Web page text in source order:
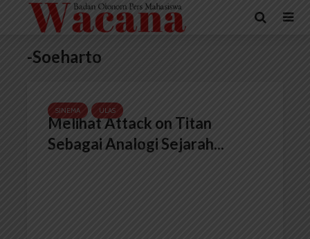
-Soeharto
SINEMA ULAS
Melihat Attack on Titan
Sebagai Analogi Sejarah...